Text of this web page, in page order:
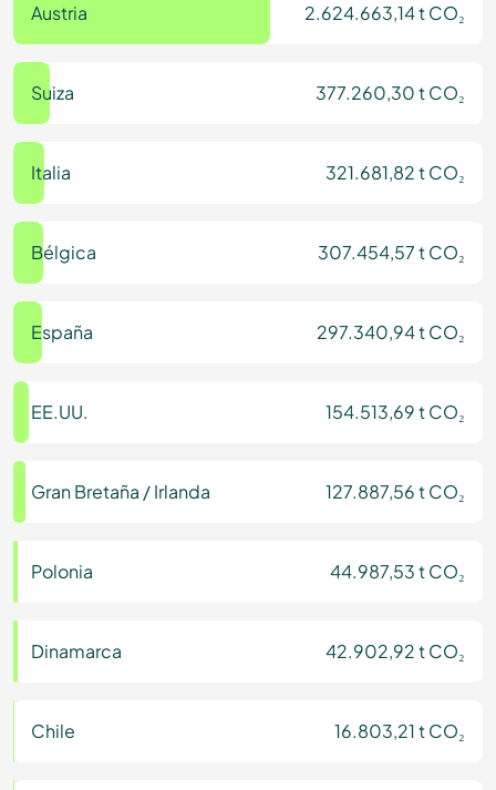
Austria 2.624.663,14 t CO₂
Suiza 377.260,30 t CO₂
Italia 321.681,82 t CO₂
Bélgica 307.454,57 t CO₂
España 297.340,94 t CO₂
EE.UU. 154.513,69 t CO₂
Gran Bretaña / Irlanda 127.887,56 t CO₂
Polonia 44.987,53 t CO₂
Dinamarca 42.902,92 t CO₂
Chile 16.803,21 t CO₂